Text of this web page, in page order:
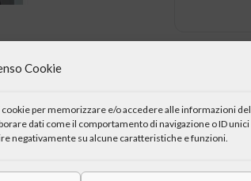
Cookie
per memorizzare e/o accedere alle informazioni del
dati come il comportamento di navigazione o ID unici
negativamente su alcune caratteristiche e funzioni.
del Brasile attraverso
è promosso da